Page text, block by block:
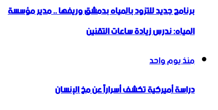
برنامج جديد للتزود بالمياه بدمشق وريفها .. مدير مؤسسة
المياه: ندرس زيادة ساعات التقنين
منذ يوم واحد
دراسة أميركية تكشف أسراراً عن مخ الإنسان